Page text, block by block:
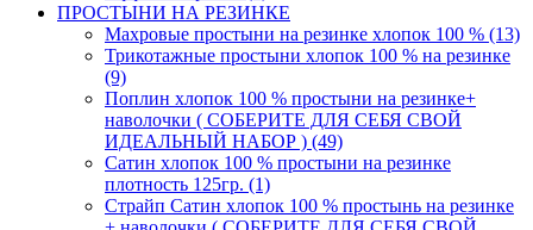
ПРОСТЫНИ НА РЕЗИНКЕ
Махровые простыни на резинке хлопок 100 % (13)
Трикотажные простыни хлопок 100 % на резинке
(9)
Поплин хлопок 100 % простыни на резинке+
наволочки ( СОБЕРИТЕ ДЛЯ СЕБЯ СВОЙ
ИДЕАЛЬНЫЙ НАБОР ) (49)
Сатин хлопок 100 % простыни на резинке
плотность 125гр. (1)
Страйп Сатин хлопок 100 % простынь на резинке